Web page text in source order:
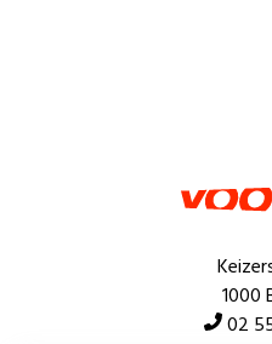
1000
02